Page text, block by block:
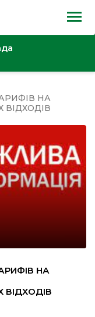
НА
НА
ВІДХОДІВ